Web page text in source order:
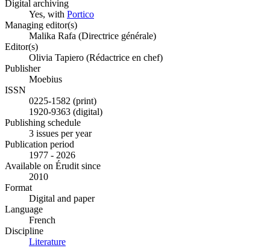
Digital archiving
Yes, with Portico
Managing editor(s)
Malika Rafa (Directrice générale)
Editor(s)
Olivia Tapiero (Rédactrice en chef)
Publisher
Moebius
ISSN
0225-1582 (print)
1920-9363 (digital)
Publishing schedule
3 issues per year
Publication period
1977 - 2026
Available on Érudit since
2010
Format
Digital and paper
Language
French
Discipline
Literature